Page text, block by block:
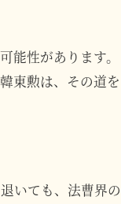
能性があります。
東勲は、その道を
いても、法曹界の